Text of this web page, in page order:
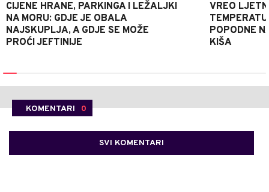
CIJENE HRANE, PARKINGA I LEŽALJKI
NA MORU: GDJE JE OBALA
NAJSKUPLJA, A GDJE SE MOŽE
PROĆI JEFTINIJE
VREO
POPODNE
KIŠA
KOMENTARI 0
SVI KOMENTARI